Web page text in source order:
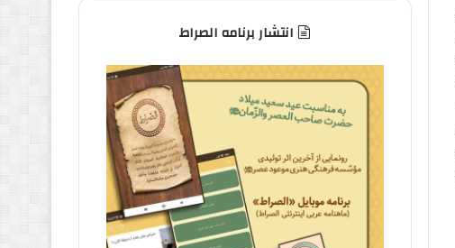
انتشار برنامه الصراط